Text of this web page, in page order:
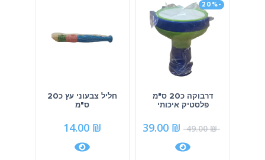
-20%
דרבוקה כ20 ס"מ
פלסטיק איכותי
49.00₪
39.00 ₪
חליל צבעוני עץ כ20
ס"מ
14.00 ₪